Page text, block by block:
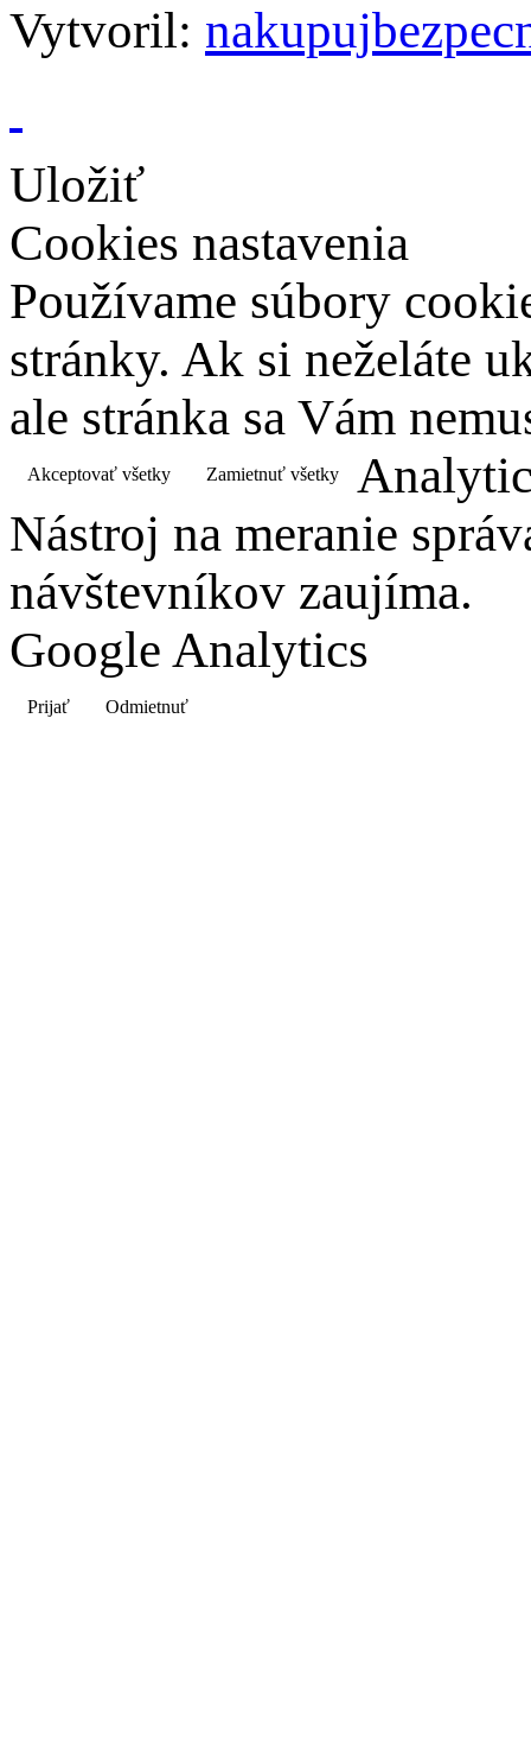
Vytvoril:
Uložiť
Cookies nastavenia
Používame súbory
stránky. Ak si neželáte
ale stránka sa Vám
Akceptovať všetky Zamietnuť všetky
Nástroj na meranie
návštevníkov zaujíma.
Google Analytics
Prijať Odmietnuť